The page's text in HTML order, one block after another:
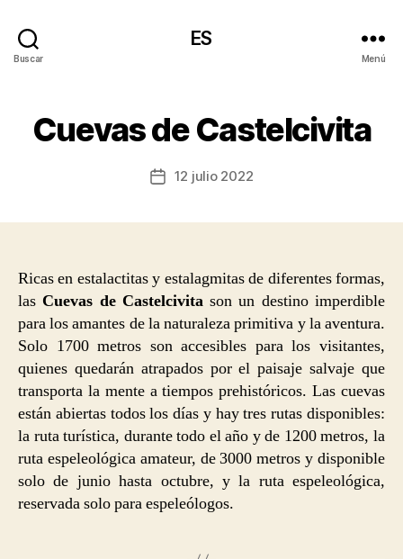
Buscar
ES
Menú
Cuevas de Castelcivita
Fecha12 julio 2022
Ricas en estalactitas y estalagmitas de diferentes formas,
las Cuevas de Castelcivitason un destino imperdible
para los amantes de la naturaleza primitiva y la aventura.
Solo 1700 metros son accesibles para los visitantes,
quienes quedarán atrapados por el paisaje salvaje que
transporta la mente a tiempos prehistóricos. Las cuevas
están abiertas todos los días y hay tres rutas disponibles:
la ruta turística, durante todo el año y de 1200 metros, la
ruta espeleológica amateur, de 3000 metros y disponible
solo de junio hasta octubre, y la ruta espeleológica,
reservada solo para espeleólogos.